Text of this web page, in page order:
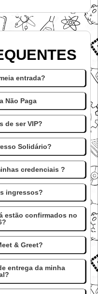
entrada?
Não Paga
de ser VIP?
Solidário?
credenciais ?
ingressos?
estão confirmados no
& Greet?
entrega da minha